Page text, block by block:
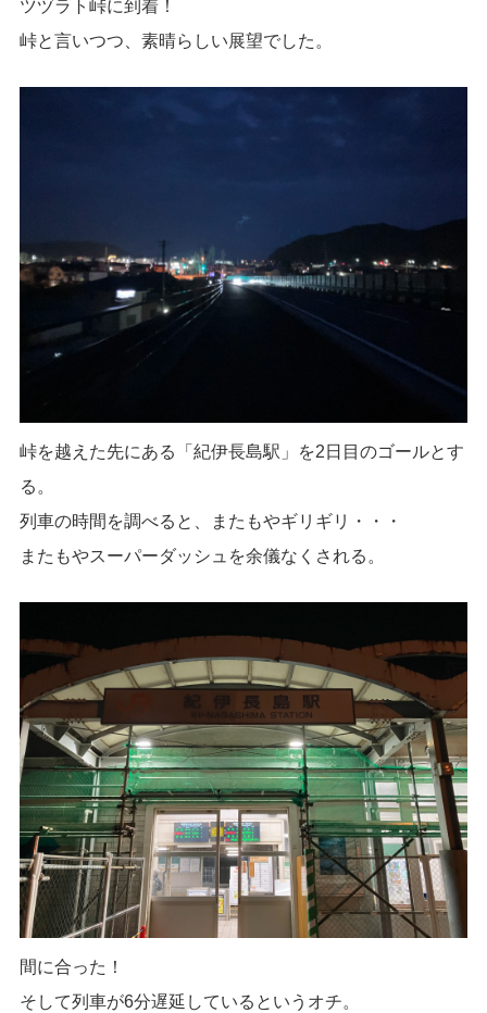
ツヅラト峠に到着！
峠と言いつつ、素晴らしい展望でした。
峠を越えた先にある「紀伊長島駅」を2日目のゴールとす
る。
列車の時間を調べると、またもやギリギリ・・・
またもやスーパーダッシュを余儀なくされる。
間に合った！
そして列車が6分遅延しているというオチ。